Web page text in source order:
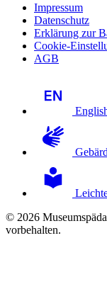
Impressum
Datenschutz
Erklärung zur
Cookie-
AGB
© 2026
vorbehalten.